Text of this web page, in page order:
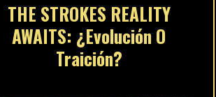
THE STROKES REALITY
AWAITS: ¿Evolución O
Traición?